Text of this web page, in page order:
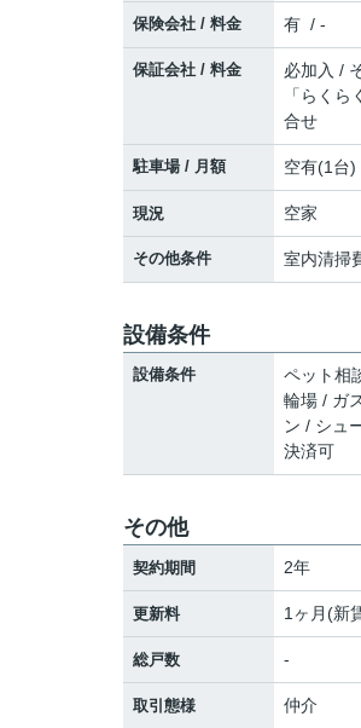
保険会社 / 料金 有 / -
保証会社 / 料金
必加入 /
「らく
合せ
駐車場 / 月額 空有(1台)
現況 空家
その他条件 室内清掃
設備条件
設備条件
ペット相
輪場 / ガ
ン / シュ
決済可
その他
契約期間 2年
更新料 1ヶ月(新
総戸数 -
取引態様 仲介